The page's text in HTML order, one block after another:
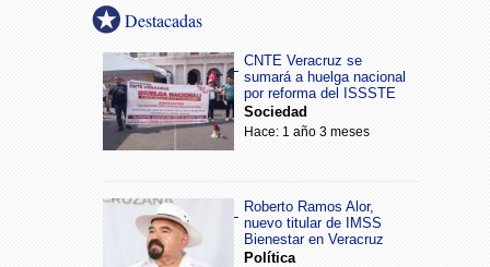
Destacadas
CNTE Veracruz se
sumará a huelga nacional
por reforma del ISSSTE
Sociedad
Hace: 1 año 3 meses
Roberto Ramos Alor,
nuevo titular de IMSS
Bienestar en Veracruz
Política